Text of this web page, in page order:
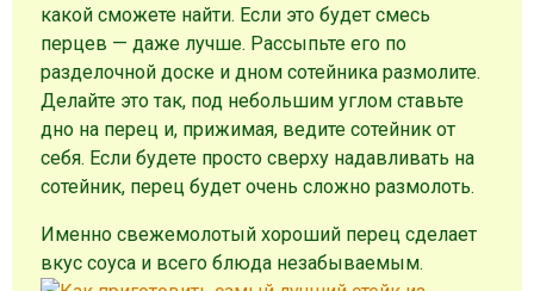
какой сможете найти. Если это будет смесь
перцев — даже лучше. Рассыпьте его по
разделочной доске и дном сотейника размолите.
Делайте это так, под небольшим углом ставьте
дно на перец и, прижимая, ведите сотейник от
себя. Если будете просто сверху надавливать на
сотейник, перец будет очень сложно размолоть.
Именно свежемолотый хороший перец сделает
вкус соуса и всего блюда незабываемым.